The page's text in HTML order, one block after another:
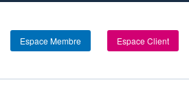
Espace Membre Espace Client